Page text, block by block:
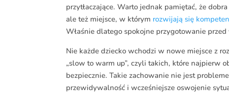
przytłaczające. Warto jednak pamiętać, że
ale też miejsce, w którym rozwijają się
Właśnie dlatego spokojne przygotowanie
Nie każde dziecko wchodzi w nowe miejsce z
„slow to warm up”, czyli takich, które najpierw
bezpiecznie. Takie zachowanie nie jest
przewidywalność i wcześniejsze oswojenie